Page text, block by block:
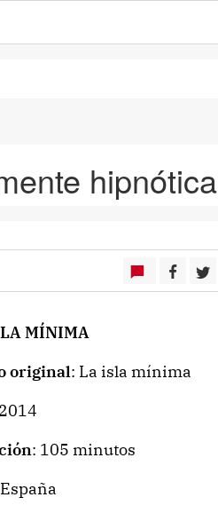
hipnótica
MÍNIMA
original: La isla mínima
: 105 minutos